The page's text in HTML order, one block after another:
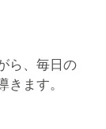
ら、毎日の
ます。